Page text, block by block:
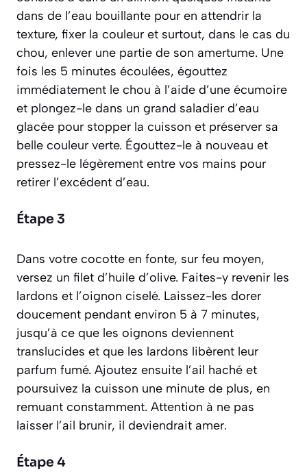
dans de l’eau bouillante pour en attendrir la
texture, fixer la couleur et surtout, dans le cas du
chou, enlever une partie de son amertume. Une
fois les 5 minutes écoulées, égouttez
immédiatement le chou à l’aide d’une écumoire
et plongez-le dans un grand saladier d’eau
glacée pour stopper la cuisson et préserver sa
belle couleur verte. Égouttez-le à nouveau et
pressez-le légèrement entre vos mains pour
retirer l’excédent d’eau.
Étape 3
Dans votre cocotte en fonte, sur feu moyen,
versez un filet d’huile d’olive. Faites-y revenir les
lardons et l’oignon ciselé. Laissez-les dorer
doucement pendant environ 5 à 7 minutes,
jusqu’à ce que les oignons deviennent
translucides et que les lardons libèrent leur
parfum fumé. Ajoutez ensuite l’ail haché et
poursuivez la cuisson une minute de plus, en
remuant constamment. Attention à ne pas
laisser l’ail brunir, il deviendrait amer.
Étape 4